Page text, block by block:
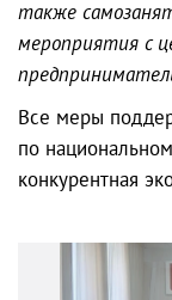
также
мероприятия с
Все меры
по
конкурентная